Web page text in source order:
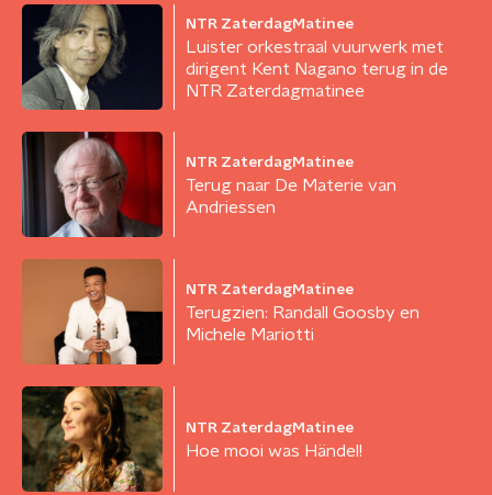
NTR ZaterdagMatinee
Luister orkestraal vuurwerk met
dirigent Kent Nagano terug in de
NTR Zaterdagmatinee
NTR ZaterdagMatinee
Terug naar De Materie van
Andriessen
NTR ZaterdagMatinee
Terugzien: Randall Goosby en
Michele Mariotti
NTR ZaterdagMatinee
Hoe mooi was Händel!